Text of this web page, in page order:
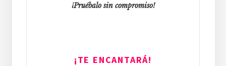
¡Pruébalo sin compromiso!
¡TE ENCANTARÁ!